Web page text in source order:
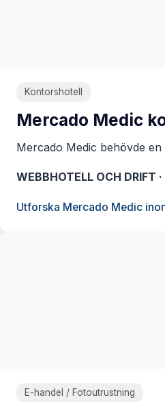
Kontorshotell
Mercado Medic
Mercado Medic behövde
WEBBHOTELL OCH DRIFT
Utforska Mercado Medic
E-handel / Fotoutrustning